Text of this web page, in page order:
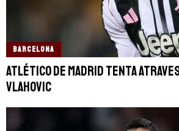
BARCELONA
Atlético de Madrid tenta
Vlahovic